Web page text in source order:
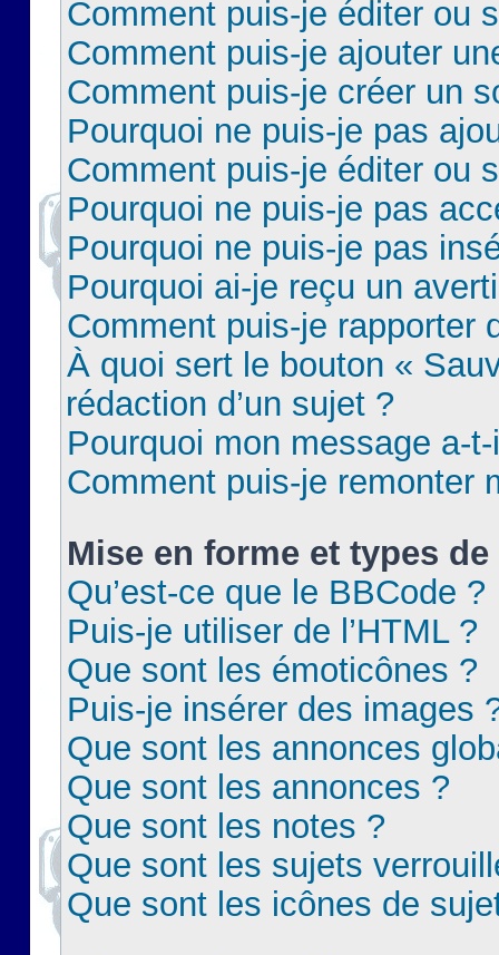
Comment puis-je éditer ou
Comment puis-je ajouter
Comment puis-je créer un
Pourquoi ne puis-je pas
Comment puis-je éditer ou
Pourquoi ne puis-je pas
Pourquoi ne puis-je pas
Pourquoi ai-je reçu un
Comment puis-je rapporter
À quoi sert le bouton «
rédaction d’un sujet ?
Pourquoi mon message a-
Comment puis-je remonter
Mise en forme et types
Qu’est-ce que le BBCode ?
Puis-je utiliser de l’HTML ?
Que sont les émoticônes ?
Puis-je insérer des images
Que sont les annonces
Que sont les annonces ?
Que sont les notes ?
Que sont les sujets
Que sont les icônes de